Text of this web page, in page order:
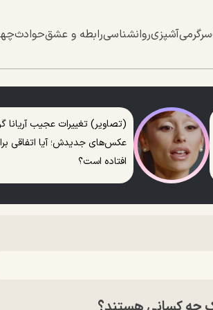
سرگرمیآشپزیروانشناسیرابطه و عشقحوادث
(تصاویر) تغییرات عجیب آریانا
عکس‌های جدیدش؛ آیا اتفاقی
افتاده است؟